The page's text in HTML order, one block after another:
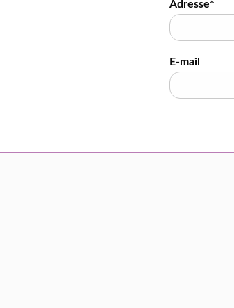
Adresse*
E-mail